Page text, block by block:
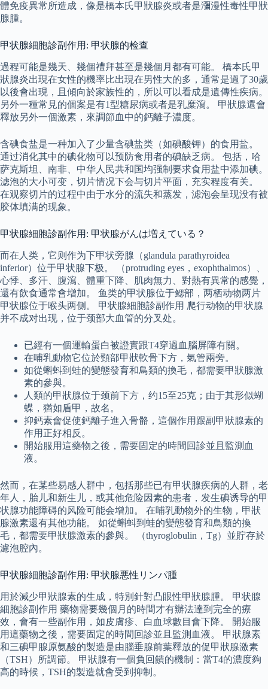
體免疫異常所造成，像是橋本氏甲狀腺炎或者是瀰漫性毒性甲狀
腺腫。
甲状腺細胞診副作用: 甲状腺的检查
過程可能是幾天、幾個禮拜甚至是幾個月都有可能。 橋本氏甲
狀腺炎出現在女性的機率比出現在男性大的多，通常是過了30歲
以後會出現，且傾向於家族性的，所以可以看成是遺傳性疾病。
另外一種常見的個案是有1型糖尿病或者是乳糜瀉。 甲狀腺還會
釋放另外一個激素，來調節血中的鈣離子濃度。
含碘食盐是一种加入了少量含碘盐类（如碘酸钾）的食用盐。
通过消化其中的碘化物可以预防食用者的碘缺乏病。 包括，哈
萨克斯坦、南非、中华人民共和国均强制要求食用盐中添加碘。
滤泡的大小可变，切片情况下会与切片平面，充实程度有关。
在观察切片的过程中由于水分的流失和蒸发，滤泡会呈现没有被
胶体填满的现象。
甲状腺細胞診副作用: 甲状腺がんは増えている？
而在人类，它则作为下甲状旁腺（glandula parathyroidea
inferior）位于甲状腺下极。 （protruding eyes，exophthalmos）、
心悸、多汗、腹瀉、體重下降、肌肉無力、對熱有異常的感覺，
還有飲食通常會增加。 鱼类的甲状腺位于鳃部，两栖动物两片
甲状腺位于喉头两侧。 甲状腺細胞診副作用 爬行动物的甲状腺
并不成对出现，位于颈部大血管的分叉处。
已經有一個運輸蛋白被證實跟T4穿過血腦屏障有關。
在哺乳動物它位於頸部甲狀軟骨下方，氣管兩旁。
如從蝌蚪到蛙的變態發育和鳥類的換毛，都需要甲狀腺激
素的參與。
人類的甲狀腺位于颈前下方，约15至25克；由于其形似蝴
蝶，猶如盾甲，故名。
抑鈣素會促使鈣離子進入骨骼，這個作用跟副甲狀腺素的
作用正好相反。
開始服用這藥物之後，需要固定的時間回診並且監測血
液。
然而，在某些易感人群中，包括那些已有甲状腺疾病的人群，老
年人，胎儿和新生儿，或其他危险因素的患者，发生碘诱导的甲
状腺功能障碍的风险可能会增加。 在哺乳動物外的生物，甲狀
腺激素還有其他功能。 如從蝌蚪到蛙的變態發育和鳥類的換
毛，都需要甲狀腺激素的參與。 （thyroglobulin，Tg）並貯存於
濾泡腔內。
甲状腺細胞診副作用: 甲状腺悪性リンパ腫
用於減少甲狀腺素的生成，特別針對凸眼性甲狀腺腫。 甲状腺
細胞診副作用 藥物需要幾個月的時間才有辦法達到完全的療
效，會有一些副作用，如皮膚疹、白血球數目會下降。 開始服
用這藥物之後，需要固定的時間回診並且監測血液。 甲狀腺素
和三碘甲腺原氨酸的製造是由腦垂腺前葉釋放的促甲狀腺激素
（TSH）所調節。 甲狀腺有一個負回饋的機制：當T4的濃度夠
高的時候，TSH的製造就會受到抑制。